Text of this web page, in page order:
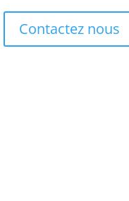
Contactez nous